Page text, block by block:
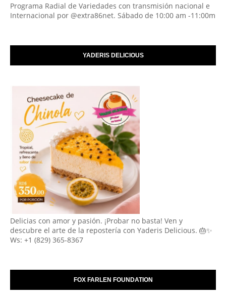
Programa Radial de Variedades con transmisión nacional e
Internacional por @extra86net. Sábado de 10:00 am -11:00m
YADERIS DELICIOUS
Delicias con amor y pasión. ¡Probar no basta! Ven y
descubre el arte de la repostería con Yaderis Delicious. 🎂✨
Ws: +1 (829) 365-8367
FOX FARLEN FOUNDATION